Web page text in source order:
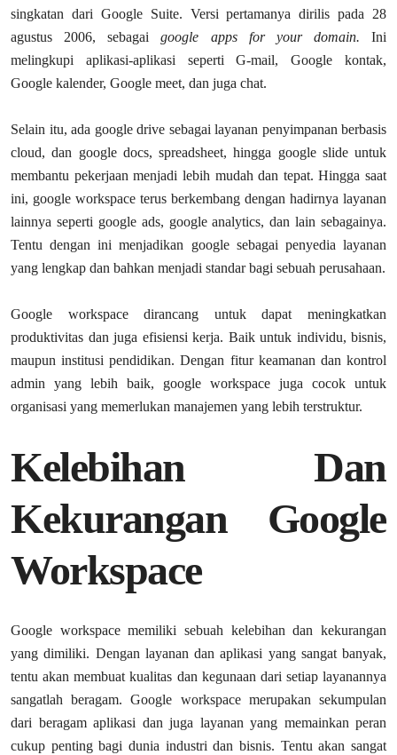
singkatan dari Google Suite. Versi pertamanya dirilis pada 28
agustus 2006, sebagaigoogle apps for your domain. Ini
melingkupi aplikasi-aplikasi seperti G-mail, Google kontak,
Google kalender, Google meet, dan juga chat.
Selain itu, ada google drive sebagai layanan penyimpanan berbasis
cloud, dan google docs, spreadsheet, hingga google slide untuk
membantu pekerjaan menjadi lebih mudah dan tepat. Hingga saat
ini, google workspace terus berkembang dengan hadirnya layanan
lainnya seperti google ads, google analytics, dan lain sebagainya.
Tentu dengan ini menjadikan google sebagai penyedia layanan
yang lengkap dan bahkan menjadi standar bagi sebuah perusahaan.
Google workspace dirancang untuk dapat meningkatkan
produktivitas dan juga efisiensi kerja. Baik untuk individu, bisnis,
maupun institusi pendidikan. Dengan fitur keamanan dan kontrol
admin yang lebih baik, google workspace juga cocok untuk
organisasi yang memerlukan manajemen yang lebih terstruktur.
Kelebihan Dan
Kekurangan Google
Workspace
Google workspace memiliki sebuah kelebihan dan kekurangan
yang dimiliki. Dengan layanan dan aplikasi yang sangat banyak,
tentu akan membuat kualitas dan kegunaan dari setiap layanannya
sangatlah beragam. Google workspace merupakan sekumpulan
dari beragam aplikasi dan juga layanan yang memainkan peran
cukup penting bagi dunia industri dan bisnis. Tentu akan sangat